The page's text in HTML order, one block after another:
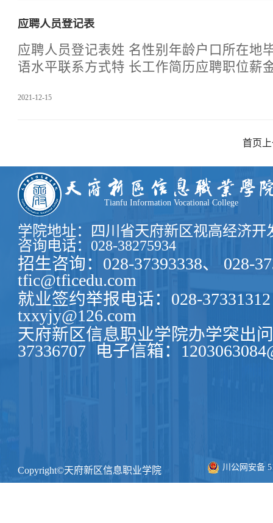
应聘人员登记表
应聘人员登记表姓 名性别年龄户口所在地毕业学校学历专 业外
2021-12-15
首页
Tianfu Information Vocational College
学院地址：四川省天府新区视高经济开
咨询电话：028-38275934
招生咨询：028-37393338、 028-
tfic@tficedu.com
就业签约举报电话：028-37331312
txxyjy@126.com
天府新区信息职业学院办学突出
37336707
电子信箱：
Copyright©天府新区信息职业学院 川公网安备